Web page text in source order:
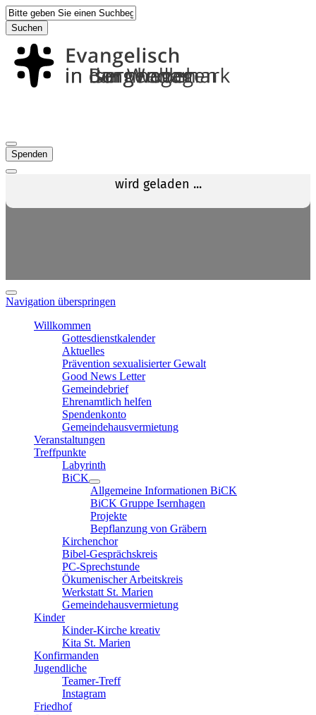
Suchen
Spenden
Navigation überspringen
Willkommen
Gottesdienstkalender
Aktuelles
Prävention sexualisierter Gewalt
Good News Letter
Gemeindebrief
Ehrenamtlich helfen
Spendenkonto
Gemeindehausvermietung
Veranstaltungen
Treffpunkte
Labyrinth
BiCK
Allgemeine Informationen BiCK
BiCK Gruppe Isernhagen
Projekte
Bepflanzung von Gräbern
Kirchenchor
Bibel-Gesprächskreis
PC-Sprechstunde
Ökumenischer Arbeitskreis
Werkstatt St. Marien
Gemeindehausvermietung
Kinder
Kinder-Kirche kreativ
Kita St. Marien
Konfirmanden
Jugendliche
Teamer-Treff
Instagram
Friedhof